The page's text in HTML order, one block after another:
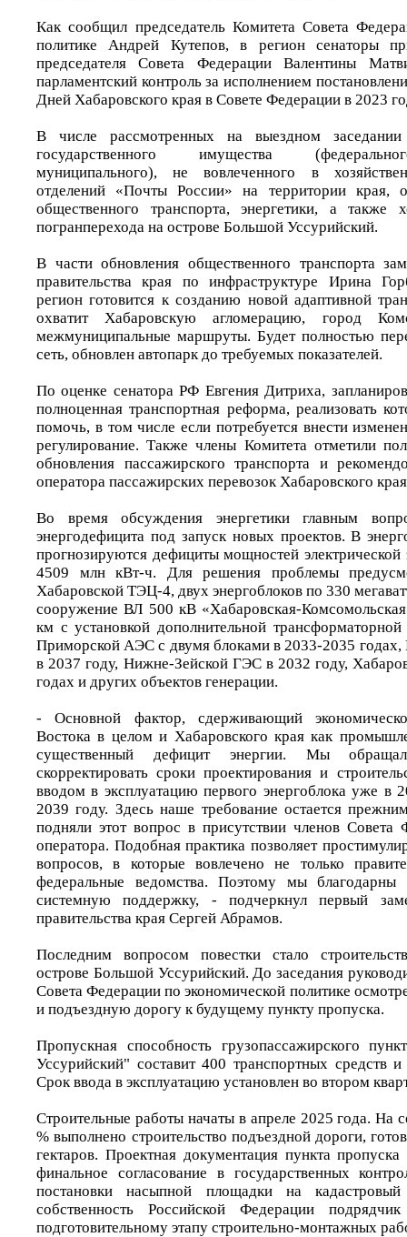
Как сообщил председатель Комитета Совета
политике Андрей Кутепов, в регион сенаторы
председателя Совета Федерации Валентины
парламентский контроль за исполнением
Дней Хабаровского края в Совете Федерации в 2023
В числе рассмотренных на выездном
государственного имущества
муниципального), не вовлеченного в
отделений «Почты России» на территории края,
общественного транспорта, энергетики, а также
погранперехода на острове Большой Уссурийский.
В части обновления общественного транспорта
правительства края по инфраструктуре Ирина
регион готовится к созданию новой адаптивной
охватит Хабаровскую агломерацию, город
межмуниципальные маршруты. Будет полностью
сеть, обновлен автопарк до требуемых показателей.
По оценке сенатора РФ Евгения Дитриха,
полноценная транспортная реформа, реализовать
помочь, в том числе если потребуется внести
регулирование. Также члены Комитета отметили
обновления пассажирского транспорта и
оператора пассажирских перевозок Хабаровского
Во время обсуждения энергетики главным
энергодефицита под запуск новых проектов. В
прогнозируются дефициты мощностей
4509 млн кВт-ч. Для решения проблемы
Хабаровской ТЭЦ-4, двух энергоблоков по 330
сооружение ВЛ 500 кВ «Хабаровская-
км с установкой дополнительной трансформаторной
Приморской АЭС с двумя блоками в 2033-2035
в 2037 году, Нижне-Зейской ГЭС в 2032 году,
годах и других объектов генерации.
- Основной фактор, сдерживающий
Востока в целом и Хабаровского края как
существенный дефицит энергии. Мы
скорректировать сроки проектирования и
вводом в эксплуатацию первого энергоблока уже в
2039 году. Здесь наше требование остается
подняли этот вопрос в присутствии членов Совета
оператора. Подобная практика позволяет
вопросов, в которые вовлечено не только
федеральные ведомства. Поэтому мы
системную поддержку, - подчеркнул первый
правительства края Сергей Абрамов.
Последним вопросом повестки стало
острове Большой Уссурийский. До заседания
Совета Федерации по экономической политике
и подъездную дорогу к будущему пункту пропуска.
Пропускная способность грузопассажирского
Уссурийский" составит 400 транспортных средств
Срок ввода в эксплуатацию установлен во втором
Строительные работы начаты в апреле 2025 года. На
% выполнено строительство подъездной дороги,
гектаров. Проектная документация пункта пропуска
финальное согласование в государственных
постановки насыпной площадки на
собственность Российской Федерации
подготовительному этапу строительно-монтажных